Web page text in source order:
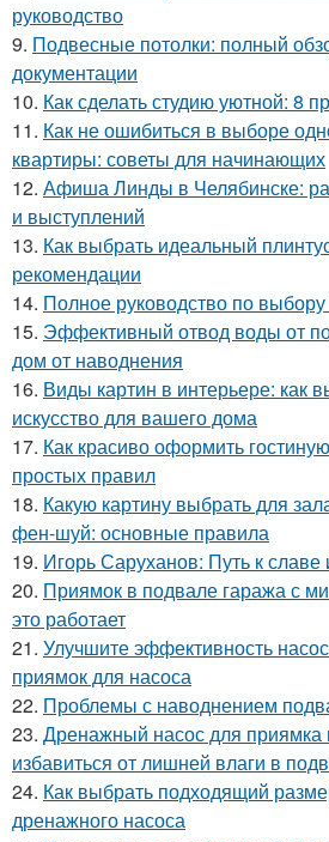
руководство
9. Подвесные потолки: полный
документации
10. Как сделать студию уютной: 8
11. Как не ошибиться в выборе
квартиры: советы для начинающих
12. Афиша Линды в Челябинске:
и выступлений
13. Как выбрать идеальный
рекомендации
14. Полное руководство по
15. Эффективный отвод воды от
дом от наводнения
16. Виды картин в интерьере: как
искусство для вашего дома
17. Как красиво оформить
простых правил
18. Какую картину выбрать для
фен-шуй: основные правила
19. Игорь Саруханов: Путь к
20. Приямок в подвале гаража с
это работает
21. Улучшите эффективность
приямок для насоса
22. Проблемы с наводнением
23. Дренажный насос для приямка
избавиться от лишней влаги в
24. Как выбрать подходящий
дренажного насоса